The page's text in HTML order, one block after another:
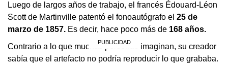
Luego de largos años de trabajo, el francés Édouard-Léon
Scott de Martinville patentó el fonoautógrafo el 25 de
marzo de 1857. Es decir, hace poco más de 168 años.
Contrario a lo que muchas personas imaginan, su creador
sabía que el artefacto no podría reproducir lo que grababa.